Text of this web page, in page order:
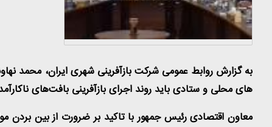
به گزارش روابط عمومی شرکت بازآفرینی شهری ایران، محمد
های محلی و ستادی باید روند اجرای بازآفرینی بافت‌های
معاون اقتصادی رئیس جمهور با تاکید بر ضرورت از بین